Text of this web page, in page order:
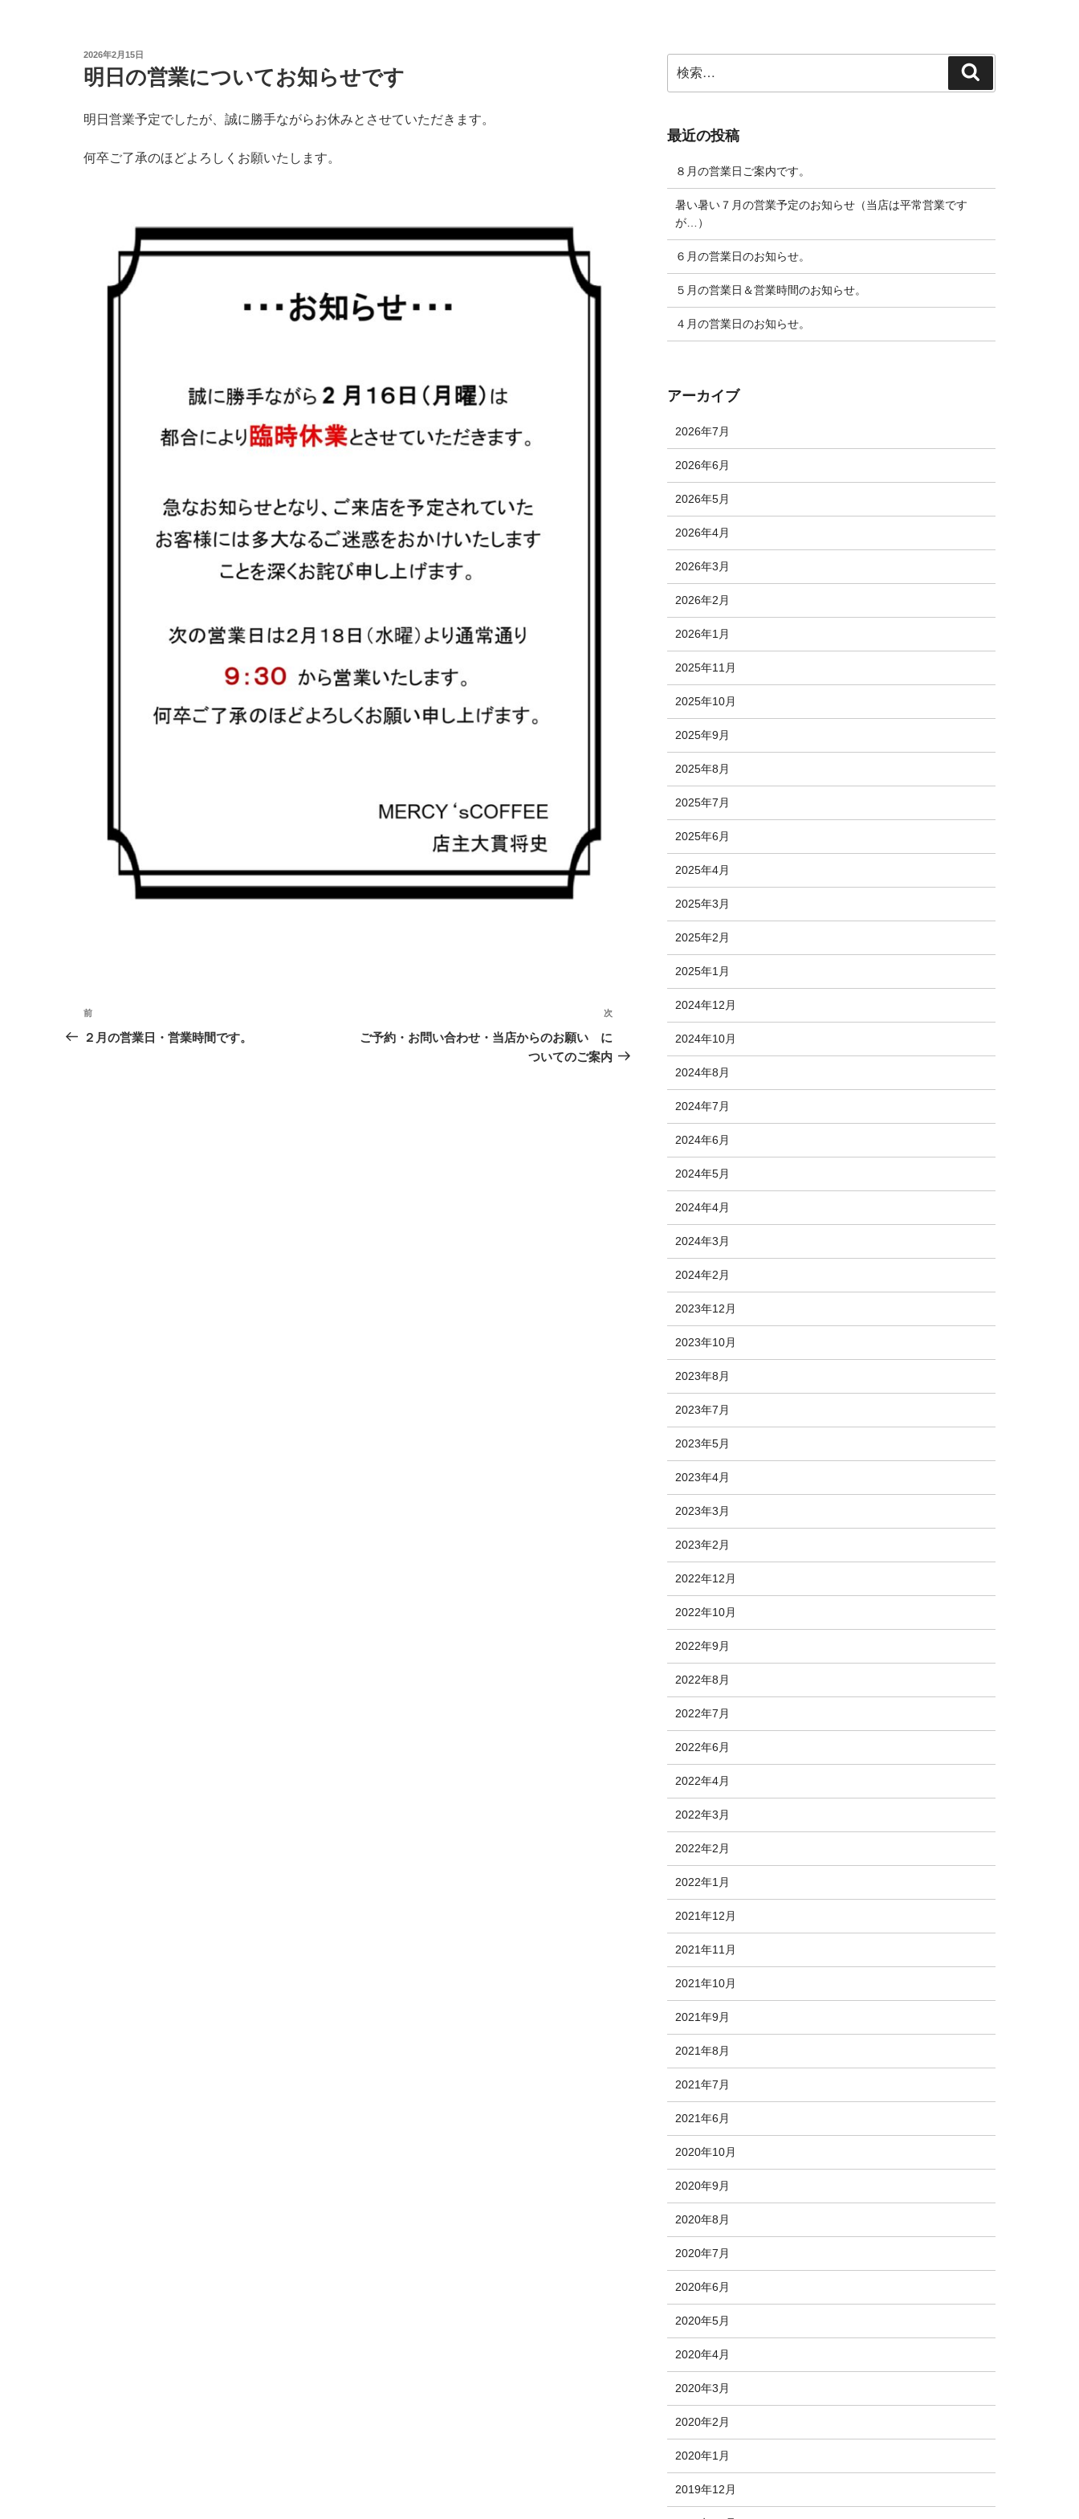
投
稿
日:
2026年2月15日
明日の営業についてお知らせです
明日営業予定でしたが、誠に勝手ながらお休みとさせていただきます。
何卒ご了承のほどよろしくお願いたします。
投
稿
前
の
前
２月の営業日・営業時間です。
次
投
次
ご予約・お問い合わせ・当店からのお願い に
ついてのご案内
索:
索
最近の投稿
８月の営業日ご案内です。
暑い暑い７月の営業予定のお知らせ（当店は平常営業です
が…）
６月の営業日のお知らせ。
５月の営業日＆営業時間のお知らせ。
４月の営業日のお知らせ。
アーカイブ
2026年7月
2026年6月
2026年5月
2026年4月
2026年3月
2026年2月
2026年1月
2025年11月
2025年10月
2025年9月
2025年8月
2025年7月
2025年6月
2025年4月
2025年3月
2025年2月
2025年1月
2024年12月
2024年10月
2024年8月
2024年7月
2024年6月
2024年5月
2024年4月
2024年3月
2024年2月
2023年12月
2023年10月
2023年8月
2023年7月
2023年5月
2023年4月
2023年3月
2023年2月
2022年12月
2022年10月
2022年9月
2022年8月
2022年7月
2022年6月
2022年4月
2022年3月
2022年2月
2022年1月
2021年12月
2021年11月
2021年10月
2021年9月
2021年8月
2021年7月
2021年6月
2020年10月
2020年9月
2020年8月
2020年7月
2020年6月
2020年5月
2020年4月
2020年3月
2020年2月
2020年1月
2019年12月